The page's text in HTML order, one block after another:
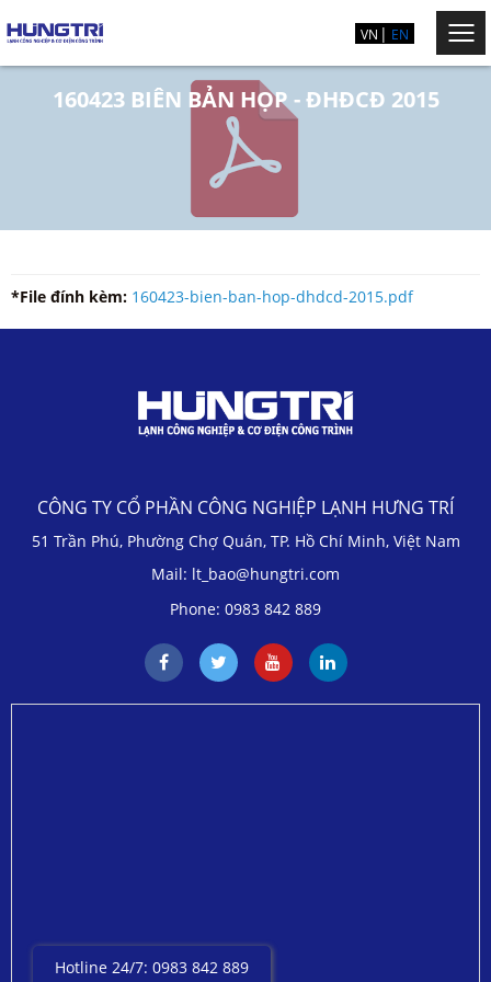
VN EN
160423 BIÊN BẢN HỌP - ĐHĐCĐ 2015
*File đính kèm: 160423-bien-ban-hop-dhdcd-2015.pdf
Hotline 24/7: 0983 842 889
CÔNG TY CỔ PHẦN CÔNG NGHIỆP LẠNH HƯNG TRÍ
51 Trần Phú, Phường Chợ Quán, TP. Hồ Chí Minh, Việt Nam
Mail: lt_bao@hungtri.com
Phone: 0983 842 889